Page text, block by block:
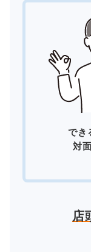
でき
対
店